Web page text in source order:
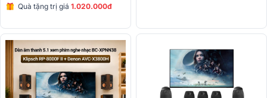
Quà tặng trị giá 1.020.000đ